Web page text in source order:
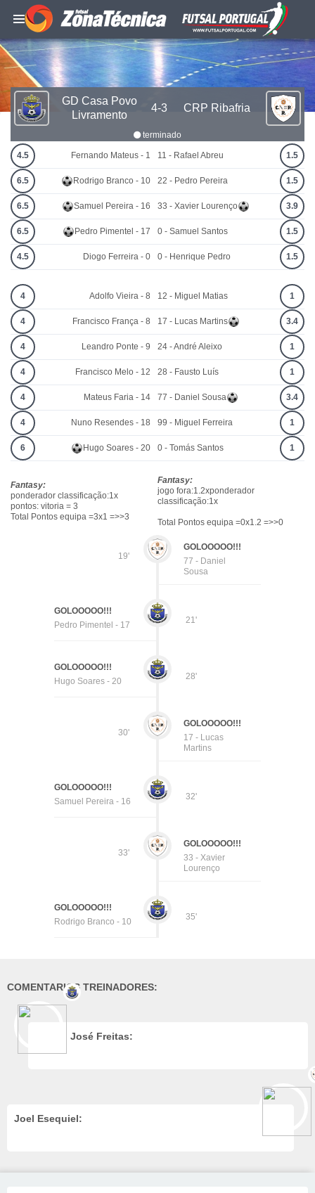
GD Casa Povo
Livramento
4-3 CRP Ribafria
terminado
4.5 Fernando Mateus - 1
6.5 Rodrigo Branco - 10
6.5 Samuel Pereira - 16
6.5 Pedro Pimentel - 17
4.5 Diogo Ferreira - 0
11 - Rafael Abreu 1.5
22 - Pedro Pereira 1.5
33 - Xavier Lourenço 3.9
0 - Samuel Santos 1.5
0 - Henrique Pedro 1.5
4 Adolfo Vieira - 8
4 Francisco França - 8
4 Leandro Ponte - 9
4 Francisco Melo - 12
4 Mateus Faria - 14
4 Nuno Resendes - 18
6 Hugo Soares - 20
12 - Miguel Matias 1
17 - Lucas Martins 3.4
24 - André Aleixo 1
28 - Fausto Luís 1
77 - Daniel Sousa 3.4
99 - Miguel Ferreira 1
0 - Tomás Santos 1
Fantasy:
ponderador classificação:1x
pontos: vitoria = 3
Total Pontos equipa =3x1 =>>3
Fantasy:
jogo fora:1.2xponderador
classificação:1x
Total Pontos equipa =0x1.2 =>>0
19'
GOLOOOOO!!!
77 - Daniel
Sousa
21'
GOLOOOOO!!!
Pedro Pimentel - 17
28'
GOLOOOOO!!!
Hugo Soares - 20
30'
GOLOOOOO!!!
17 - Lucas
Martins
32'
GOLOOOOO!!!
Samuel Pereira - 16
33'
GOLOOOOO!!!
33 - Xavier
Lourenço
35'
GOLOOOOO!!!
Rodrigo Branco - 10
COMENTARIOS TREINADORES:
José Freitas:
Joel Esequiel: